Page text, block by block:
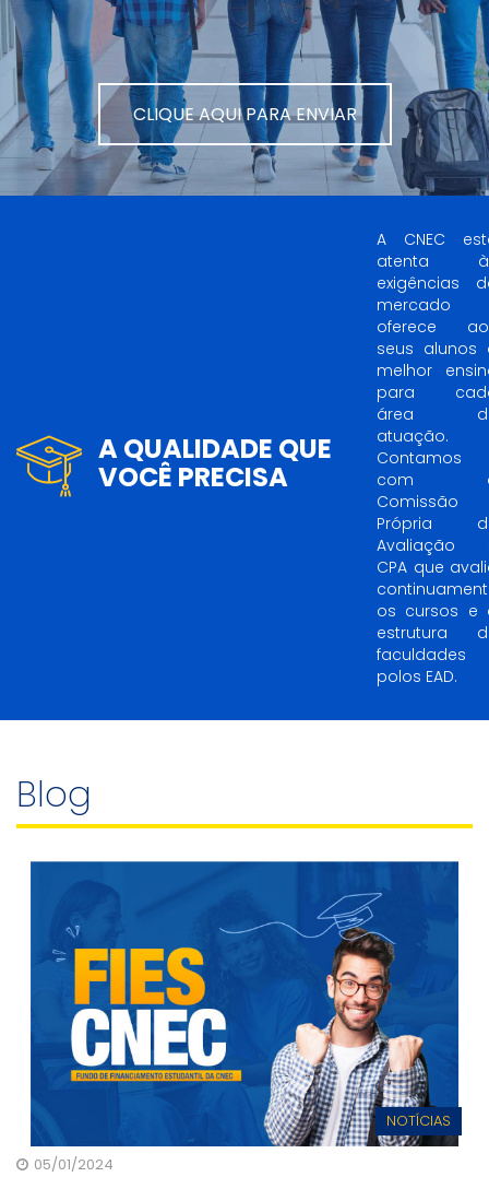
CLIQUE AQUI PARA ENVIAR
A QUALIDADE QUE
VOCÊ PRECISA
A CNEC
atenta
exigências
mercado
oferece
seus alunos
melhor
para
área
atuação.
Contamos
com
Comissão
Própria
Avaliação
CPA que
os cursos e
estrutura
faculdades
polos EAD.
Blog
NOTÍCIAS
05/01/2024